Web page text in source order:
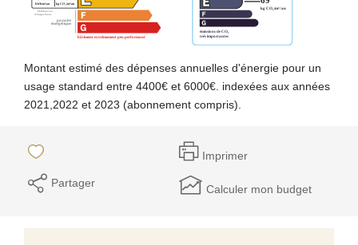
Montant estimé des dépenses annuelles d'énergie pour un
usage standard entre 4400€ et 6000€. indexées aux années
2021,2022 et 2023 (abonnement compris).
Imprimer
Partager Calculer mon budget